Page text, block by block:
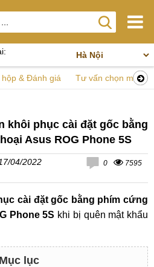
hộp & Đánh giá Tư vấn chọn mua
khôi phục cài đặt gốc bằng
Asus ROG Phone 5S
04/2022
0 7595
cài đặt gốc bằng phím cứng
Phone 5S khi bị quên mật khẩu
Mục lục